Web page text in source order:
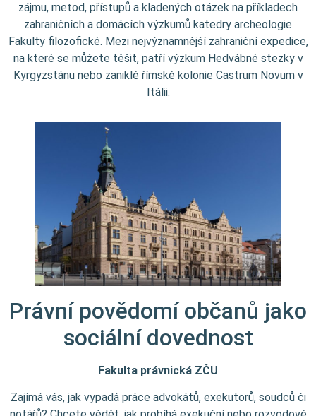
zájmu, metod, přístupů a kladených otázek na příkladech
zahraničních a domácích výzkumů katedry archeologie
Fakulty filozofické. Mezi nejvýznamnější zahraniční expedice,
na které se můžete těšit, patří výzkum Hedvábné stezky v
Kyrgyzstánu nebo zaniklé římské kolonie Castrum Novum v
Itálii.
Právní povědomí občanů jako
sociální dovednost
Fakulta právnická ZČU
Zajímá vás, jak vypadá práce advokátů, exekutorů, soudců či